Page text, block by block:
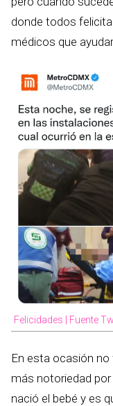
donde todos
médicos que
Felicidades | Fuente
En esta ocasión
más notoriedad
nació el bebé y es